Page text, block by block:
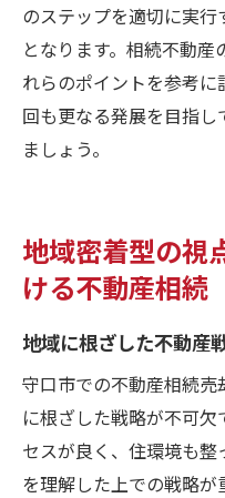
のステップを適切に実
となります。相続不動
れらのポイントを参考
回も更なる発展を目指
ましょう。
地域密着型の視
ける不動産相続
地域に根ざした不動産
守口市での不動産相続
に根ざした戦略が不可
セスが良く、住環境も
を理解した上での戦略